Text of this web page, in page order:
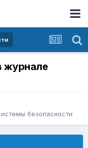
журнале
безопасности